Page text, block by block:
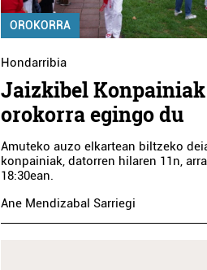
OROKORRA
Hondarribia
Jaizkibel
orokorra egingo du
Amuteko auzo elkartean biltzeko
konpainiak, datorren hilaren 11n,
18:30ean.
Ane Mendizabal Sarriegi